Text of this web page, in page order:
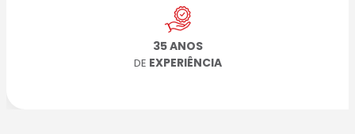
35 ANOS
DE EXPERIÊNCIA